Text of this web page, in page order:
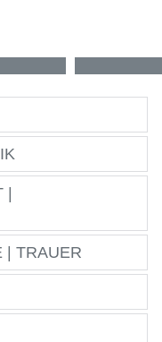
| TRAUER